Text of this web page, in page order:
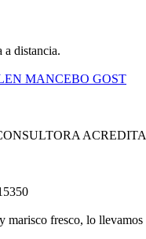
a distancia.
MANCEBO GOST
marisco fresco, lo llevamos